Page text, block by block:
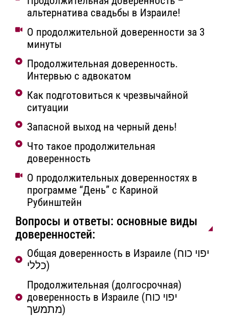
альтернатива свадьбы в Израиле!
О продолжительной доверенности за 3
минуты
Продолжительная доверенность.
Интервью с адвокатом
Как подготовиться к чрезвычайной
ситуации
Запасной выход на черный день!
Что такое продолжительная
доверенность
О продолжительных доверенностях в
программе “День” с Кариной
Рубинштейн
Вопросы и ответы: основные виды
доверенностей:
Общая доверенность в Израиле (יפוי כוח
כללי)
Продолжительная (долгосрочная)
доверенность в Израиле (יפוי כוח
מתמשך)